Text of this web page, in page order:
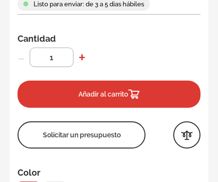
Listo para enviar: de 3 a 5 dias hábiles
Cantidad
Añadir al carrito
Solicitar un presupuesto
Color